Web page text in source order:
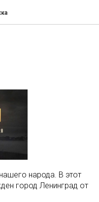
народа. В этот
город Ленинград от